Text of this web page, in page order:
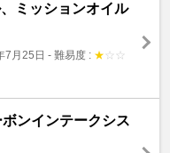
ミッションオイル
7月25日 - 難易度 : ★ ☆ ☆
ンインテークシス